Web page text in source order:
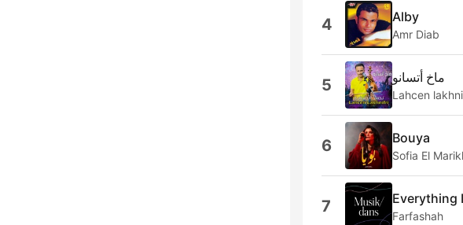
4 Alby
Amr Diab
5 ماخ أتسانو
Lahcen
6 Bouya
Sofia El
7 Everything
Farfashah